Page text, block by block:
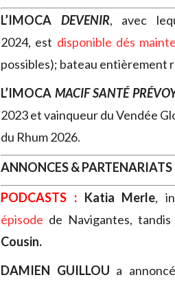
L’IMOCA DEVENIR, avec
2024, est disponible dés
possibles); bateau entièrement
L’IMOCA MACIF SANTÉ
2023 et vainqueur du Vendée
du Rhum 2026.
ANNONCES & PARTENARIATS
PODCASTS : Katia Merle,
épisode de Navigantes,
Cousin.
DAMIEN GUILLOU a